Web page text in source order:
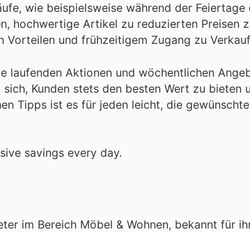
wie beispielsweise während der
hochwertige Artikel zu reduzierten Preisen
und frühzeitigem Zugang zu
laufenden Aktionen und wöchentlichen
Kunden stets den besten Wert zu bieten
Tipps ist es für jeden leicht, die
savings every day.
im Bereich Möbel & Wohnen, bekannt für